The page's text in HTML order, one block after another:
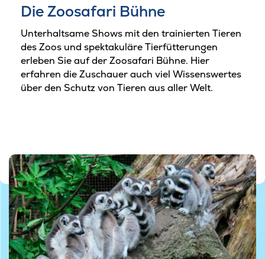
Die Zoosafari Bühne
Unterhaltsame Shows mit den trainierten Tieren
des Zoos und spektakuläre Tierfütterungen
erleben Sie auf der Zoosafari Bühne. Hier
erfahren die Zuschauer auch viel Wissenswertes
über den Schutz von Tieren aus aller Welt.